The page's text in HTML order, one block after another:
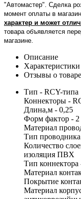
"Автомастер". Сделка
момент оплаты в
характер и может
товара объявляется
магазине
Описание
Характеристики
Отзывы о товаре
Тип - RCY-типа
Коннекторы -
Длина,м - 0,25
Форм фактор - 2
Материал
Тип проводника
Количество
изоляция ПВХ
Тип
Материал
Покрытие
Материал